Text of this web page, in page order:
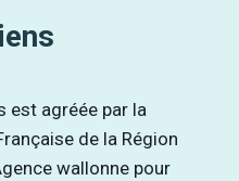
est agréée par la
de la Région
wallonne pour